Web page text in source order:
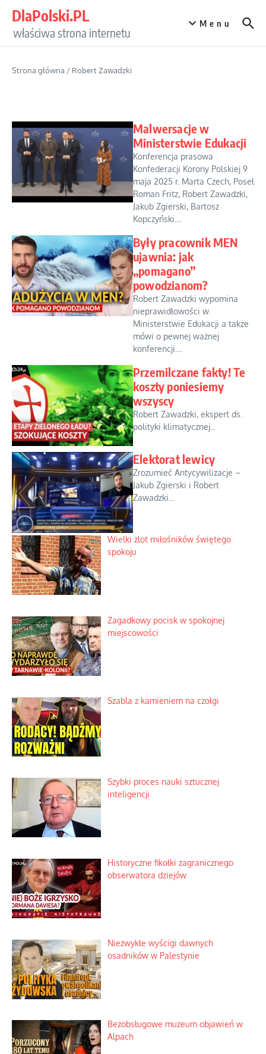
DlaPolski.PL
właściwa strona internetu
Menu
Strona główna / Robert Zawadzki
Malwersacje w
Ministerstwie Edukacji
Konferencja prasowa
Konfederacji Korony Polskiej 9
maja 2025 r. Marta Czech, Poseł
Roman Fritz, Robert Zawadzki,
Jakub Zgierski, Bartosz
Kopczyński....
Były pracownik MEN
ujawnia: jak
„pomagano”
powodzianom?
Robert Zawadzki wypomina
nieprawidłowości w
Ministerstwie Edukacji a także
mówi o pewnej ważnej
konferencji....
Przemilczane fakty! Te
koszty poniesiemy
wszyscy
Robert Zawadzki, ekspert ds.
polityki klimatycznej...
Elektorat lewicy
Zrozumieć Antycywilizacje –
Jakub Zgierski i Robert
Zawadzki...